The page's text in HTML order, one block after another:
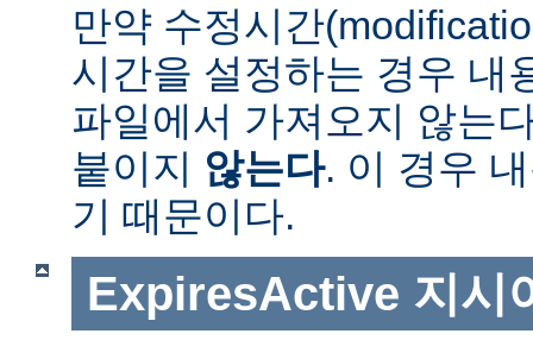
만약 수정시간
시간을 설정하는 경우 내
파일에서 가져오지 않는
붙이지 않는다. 이 경우
기 때문이다.
ExpiresActive 지시